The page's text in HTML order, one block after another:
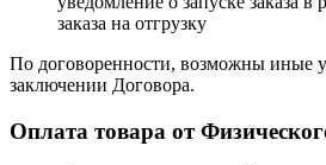
заказа на отгрузку
По договоренности, возможны иные
заключении Договора.
Оплата товара от